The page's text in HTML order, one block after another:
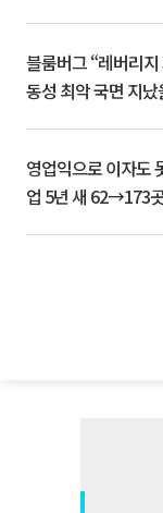
블룸버그 “레버리
동성 최악 국면 지
영업익으로 이자도
업 5년 새 62→173